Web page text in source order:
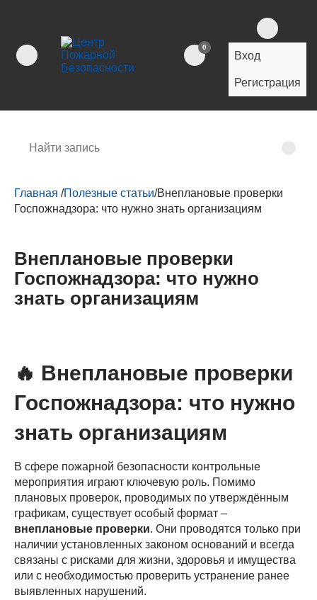
0
Вход
Регистрация
Главная /Полезные статьи/Внеплановые проверки
Госпожнадзора: что нужно знать организациям
Внеплановые проверки
Госпожнадзора: что нужно
знать организациям
🔥 Внеплановые проверки
Госпожнадзора: что нужно
знать организациям
В сфере пожарной безопасности контрольные
мероприятия играют ключевую роль. Помимо
плановых проверок, проводимых по утверждённым
графикам, существует особый формат –
внеплановые проверки. Они проводятся только при
наличии установленных законом оснований и всегда
связаны с рисками для жизни, здоровья и имущества
или с необходимостью проверить устранение ранее
выявленных нарушений.